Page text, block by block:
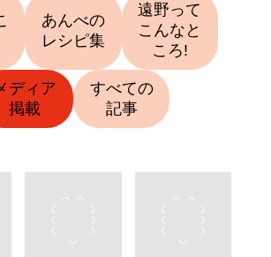
あんべの
レシピ集
遠野って
こんなと
ころ!
ディア
掲載
すべての
記事